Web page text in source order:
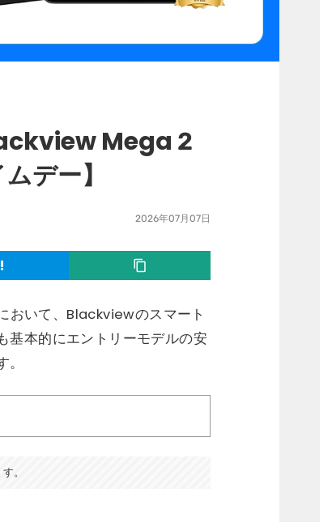
Mega 2
デー】
2026年07月07日
おいて、Blackviewのスマート
基本的にエントリーモデルの安
。